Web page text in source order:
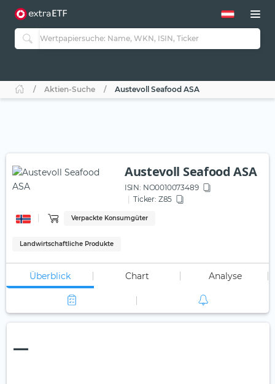
Aktien-Suche Austevoll Seafood ASA
Austevoll Seafood ASA
ISIN: NO0010073489
Ticker: Z85
Verpackte Konsumgüter
Landwirtschaftliche Produkte
Überblick Chart Analyse
—